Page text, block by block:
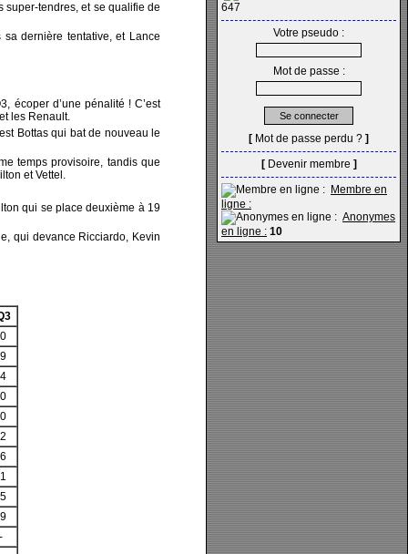
super-tendres, et se qualifie de
dernière tentative, et Lance
écoper d’une pénalité ! C’est
les Renault.
Bottas qui bat de nouveau le
temps provisoire, tandis que
et Vettel.
qui se place deuxième à 19
qui devance Ricciardo, Kevin
647
Votre pseudo :
Mot de passe :
[ Mot de passe perdu ? ]
[ Devenir membre ]
Membre en
ligne :
Anonymes
en ligne : 10